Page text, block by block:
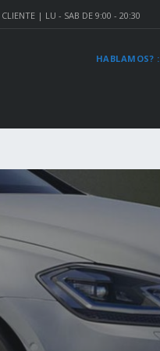
| LU - SAB DE 9:00 - 20:30
HABLAMOS? :